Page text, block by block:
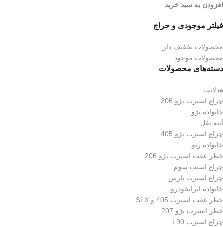
فیلتر موجودی و حراج
محصولات تخفیف دار
محصولات موجود
دسته‌های محصولات
هدلایت
چراغ اسپرت پژو 206
خانواده پژو
آینه بغل
چراغ اسپرت پژو 405
خانواده رنو
خطر عقب اسپرت پژو 206
چراغ استپ سوم
چراغ اسپرت پارس
خانواده ایرانخودرو
خطر عقب اسپرت 405 و SLX
خطر اسپرت پژو 207
چراغ اسپرت L90
افزودن به سبد خرید